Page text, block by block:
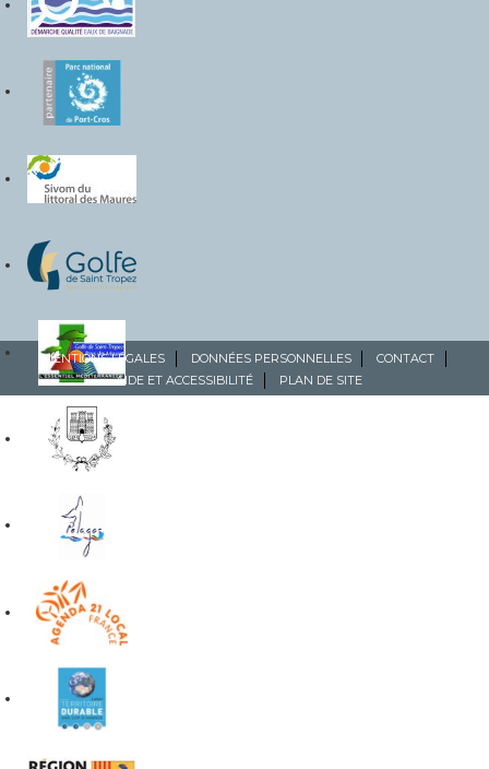
MENTIONS LÉGALES DONNÉES PERSONNELLES
CONTACT
AIDE ET ACCESSIBILITÉ
PLAN DE SITE